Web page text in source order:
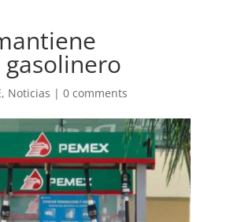
, Noticias | 0 comments